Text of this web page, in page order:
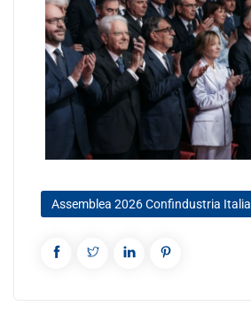
Assemblea 2026 Confindustria Italia